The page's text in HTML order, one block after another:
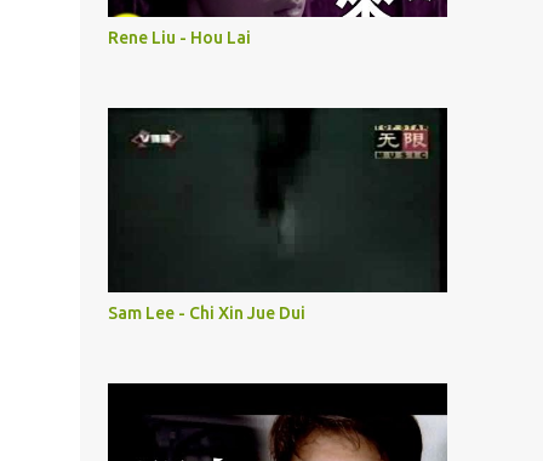
Rene Liu - Hou Lai
Sam Lee - Chi Xin Jue Dui